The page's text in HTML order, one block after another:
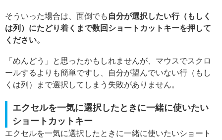
そういった場合は、面倒でも 自分が選択したい行（もしく
は列）にたどり着くまで数回ショートカットキーを押して
ください。
「めんどう」と思ったかもしれませんが、マウスでスクロ
ールするよりも簡単ですし、自分が望んでいない行（もし
くは列）まで選択してしまう失敗がありません。
エクセルを一気に選択したときに一緒に使いたい
ショートカットキー
エクセルを一気に選択したときに一緒に使いたいショート